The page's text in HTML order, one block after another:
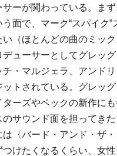
ーが関わっている。ま
面で、マーク“スパイク”
（ほとんどの曲のミック
ューサーとしてグレッグ
チ・マルジェラ、アンド
トされている。グレッ
ターズやベックの新作に
のサウンド面を担ってき
は〈バード・アンド・ザ
つけたくなるくらい、女